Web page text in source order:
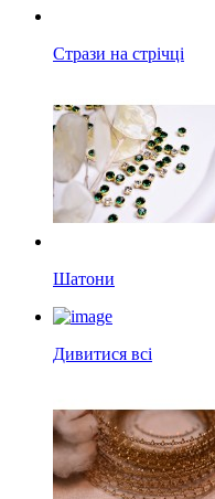
Стрази на стрічці
Шатони
Дивитися всі